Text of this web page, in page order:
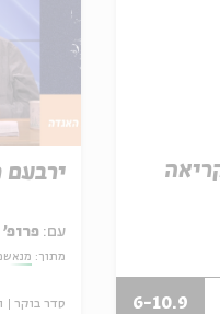
6-10.9
ירבעם
עם: פרופ'
מתוך:
סדר בוקר